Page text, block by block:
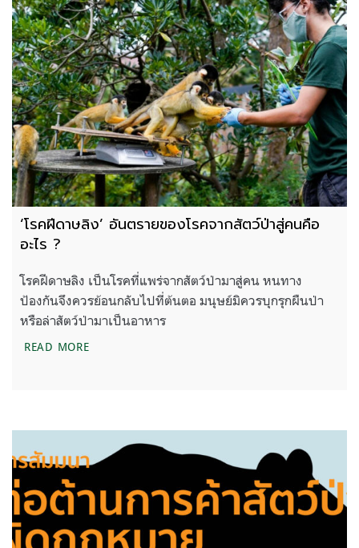
‘โรคฝีดาษลิง’ อันตรายของโรคจากสัตว์ป่าสู่คนคือ
อะไร ?
โรคฝีดาษลิง เป็นโรคที่แพร่จากสัตว์ป่ามาสู่คน หนทาง
ป้องกันจึงควรย้อนกลับไปที่ต้นตอ มนุษย์มิควรบุกรุกผืนป่า
หรือล่าสัตว์ป่ามาเป็นอาหาร
READ MORE‘โรคฝีดาษลิง’ อันตรายของโรคจากสัตว์ป่าสู่คนคืออะไ